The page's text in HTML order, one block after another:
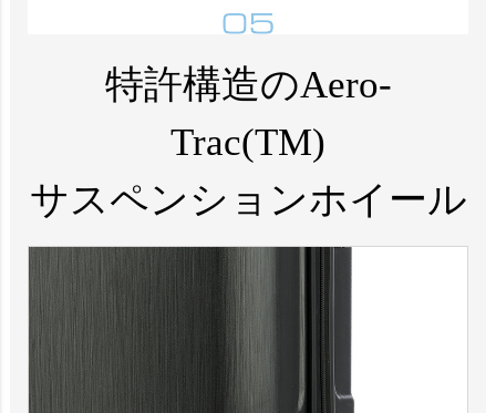
特許構造のAero-
Trac(TM)
サスペンションホイール